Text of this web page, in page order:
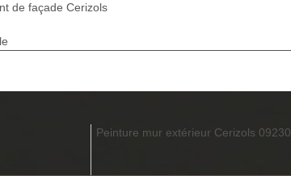
de façade Cerizols
Peinture mur extérieur Cerizols 09230